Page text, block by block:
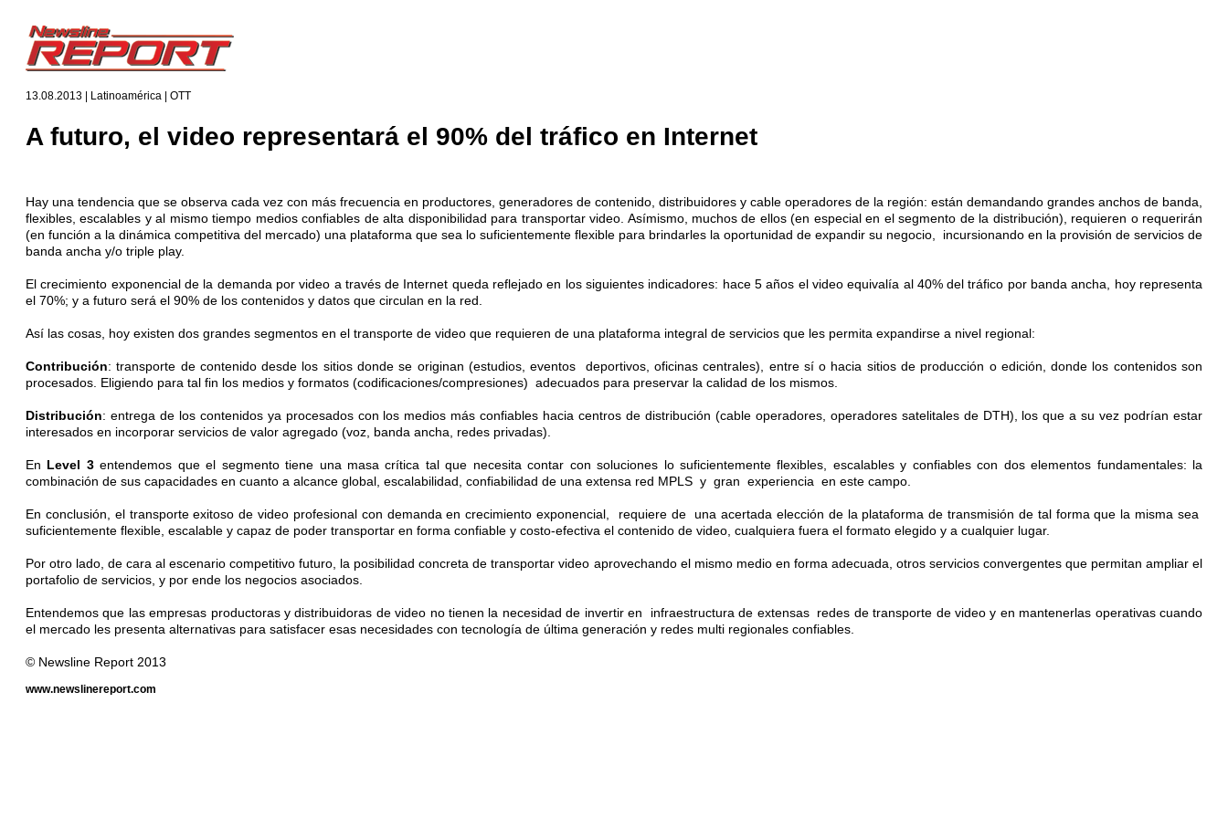
13.08.2013 | Latinoamérica | OTT
A futuro, el video representará el 90% del tráfico en Internet
Hay una tendencia que se observa cada vez con más frecuencia en productores, generadores de contenido, distribuidores y cable operadores de la región: están demandando grandes anchos de banda,
flexibles, escalables y al mismo tiempo medios confiables de alta disponibilidad para transportar video. Asímismo, muchos de ellos (en especial en el segmento de la distribución), requieren o requerirán
(en función a la dinámica competitiva del mercado) una plataforma que sea lo suficientemente flexible para brindarles la oportunidad de expandir su negocio, incursionando en la provisión de servicios de
banda ancha y/o triple play.
El crecimiento exponencial de la demanda por video a través de Internet queda reflejado en los siguientes indicadores: hace 5 años el video equivalía al 40% del tráfico por banda ancha, hoy representa
el 70%; y a futuro será el 90% de los contenidos y datos que circulan en la red.
Así las cosas, hoy existen dos grandes segmentos en el transporte de video que requieren de una plataforma integral de servicios que les permita expandirse a nivel regional:
Contribución: transporte de contenido desde los sitios donde se originan (estudios, eventos deportivos, oficinas centrales), entre sí o hacia sitios de producción o edición, donde los contenidos son
procesados. Eligiendo para tal fin los medios y formatos (codificaciones/compresiones) adecuados para preservar la calidad de los mismos.
Distribución: entrega de los contenidos ya procesados con los medios más confiables hacia centros de distribución (cable operadores, operadores satelitales de DTH), los que a su vez podrían estar
interesados en incorporar servicios de valor agregado (voz, banda ancha, redes privadas).
En Level 3entendemos que el segmento tiene una masa crítica tal que necesita contar con soluciones lo suficientemente flexibles, escalables y confiables con dos elementos fundamentales: la
combinación de sus capacidades en cuanto a alcance global, escalabilidad, confiabilidad de una extensa red MPLS y gran experiencia en este campo.
En conclusión, el transporte exitoso de video profesional con demanda en crecimiento exponencial, requiere de una acertada elección de la plataforma de transmisión de tal forma que la misma sea
suficientemente flexible, escalable y capaz de poder transportar en forma confiable y costo-efectiva el contenido de video, cualquiera fuera el formato elegido y a cualquier lugar.
Por otro lado, de cara al escenario competitivo futuro, la posibilidad concreta de transportar video aprovechando el mismo medio en forma adecuada, otros servicios convergentes que permitan ampliar el
portafolio de servicios, y por ende los negocios asociados.
Entendemos que las empresas productoras y distribuidoras de video no tienen la necesidad de invertir en infraestructura de extensas redes de transporte de video y en mantenerlas operativas cuando
el mercado les presenta alternativas para satisfacer esas necesidades con tecnología de última generación y redes multi regionales confiables.
© Newsline Report 2013
www.newslinereport.com